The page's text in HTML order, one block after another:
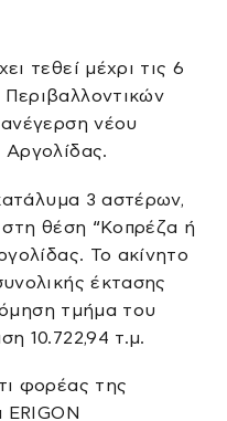
τεθεί μέχρι τις 6
νέου
Αργολίδας.
3 αστέρων,
στη θέση “Κοπρέζα ή
Το ακίνητο
έκτασης
τμήμα του
10.722,94 τ.μ.
φορέας της
ERIGON